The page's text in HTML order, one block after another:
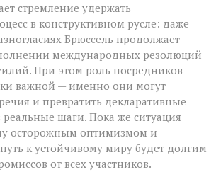
стремление удержать
в конструктивном русле: даже
Брюссель продолжает
международных резолюций
При этом роль посредников
важной — именно они могут
и превратить декларативные
реальные шаги. Пока же ситуация
осторожным оптимизмом и
к устойчивому миру будет долгим
от всех участников.